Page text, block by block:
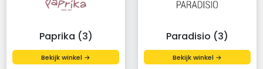
Paprika (3)
Bekijk winkel →
Paradisio (3)
Bekijk winkel →